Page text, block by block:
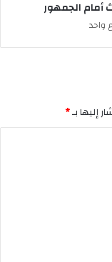
أمام الجمهور
واحد
إليها بـ*